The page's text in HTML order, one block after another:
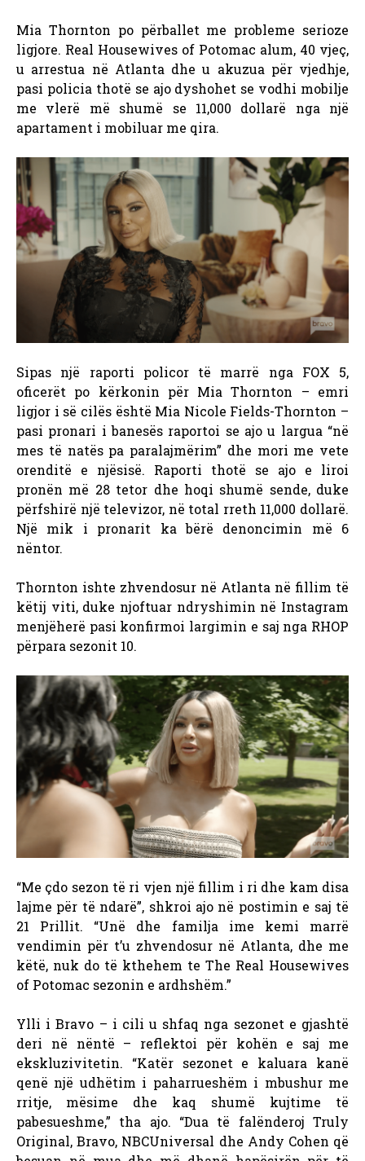
Mia Thornton po përballet me probleme serioze
ligjore. Real Housewives of Potomac alum, 40 vjeç,
u arrestua në Atlanta dhe u akuzua për vjedhje,
pasi policia thotë se ajo dyshohet se vodhi mobilje
me vlerë më shumë se 11,000 dollarë nga një
apartament i mobiluar me qira.
Sipas një raporti policor të marrë nga FOX 5,
oficerët po kërkonin për Mia Thornton – emri
ligjor i së cilës është Mia Nicole Fields-Thornton –
pasi pronari i banesës raportoi se ajo u largua “në
mes të natës pa paralajmërim” dhe mori me vete
orenditë e njësisë. Raporti thotë se ajo e liroi
pronën më 28 tetor dhe hoqi shumë sende, duke
përfshirë një televizor, në total rreth 11,000 dollarë.
Një mik i pronarit ka bërë denoncimin më 6
nëntor.
Thornton ishte zhvendosur në Atlanta në fillim të
këtij viti, duke njoftuar ndryshimin në Instagram
menjëherë pasi konfirmoi largimin e saj nga RHOP
përpara sezonit 10.
“Me çdo sezon të ri vjen një fillim i ri dhe kam disa
lajme për të ndarë”, shkroi ajo në postimin e saj të
21 Prillit. “Unë dhe familja ime kemi marrë
vendimin për t’u zhvendosur në Atlanta, dhe me
këtë, nuk do të kthehem te The Real Housewives
of Potomac sezonin e ardhshëm.”
Ylli i Bravo – i cili u shfaq nga sezonet e gjashtë
deri në nëntë – reflektoi për kohën e saj me
ekskluzivitetin. “Katër sezonet e kaluara kanë
qenë një udhëtim i paharrueshëm i mbushur me
rritje, mësime dhe kaq shumë kujtime të
pabesueshme,” tha ajo. “Dua të falënderoj Truly
Original, Bravo, NBCUniversal dhe Andy Cohen që